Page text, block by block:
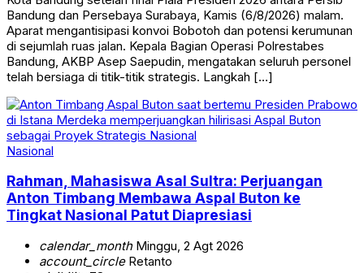
Bandung dan Persebaya Surabaya, Kamis (6/8/2026) malam.
Aparat mengantisipasi konvoi Bobotoh dan potensi kerumunan
di sejumlah ruas jalan. Kepala Bagian Operasi Polrestabes
Bandung, AKBP Asep Saepudin, mengatakan seluruh personel
telah bersiaga di titik-titik strategis. Langkah […]
Nasional
Rahman, Mahasiswa Asal Sultra: Perjuangan
Anton Timbang Membawa Aspal Buton ke
Tingkat Nasional Patut Diapresiasi
calendar_monthMinggu, 2 Agt 2026
account_circleRetanto